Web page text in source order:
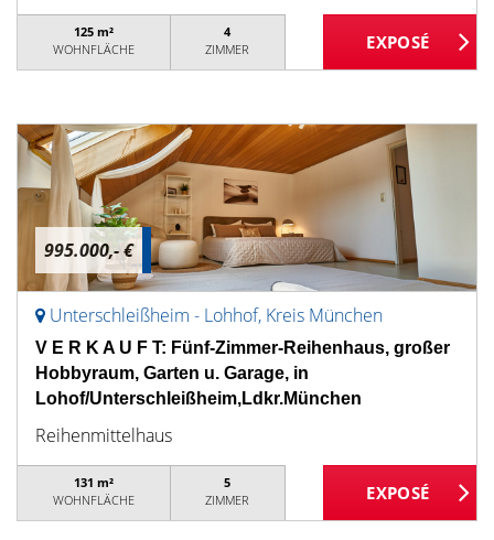
125 m²
WOHNFLÄCHE
4
ZIMMER
995.000,- €
Unterschleißheim - Lohhof, Kreis München
V E R K A U F T: Fünf-Zimmer-Reihenhaus, großer
Hobbyraum, Garten u. Garage, in
Lohof/Unterschleißheim,Ldkr.München
Reihenmittelhaus
131 m²
WOHNFLÄCHE
5
ZIMMER